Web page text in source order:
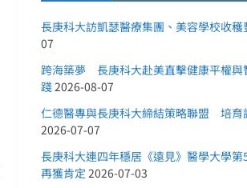
長庚科大訪凱瑟醫療集團、美容學校收穫
07
跨海築夢 長庚科大赴美直擊健康平權與
踐2026-08-07
仁德醫專與長庚科大締結策略聯盟 培育
2026-07-07
長庚科大連四年穩居《遠見》醫學大學第
再獲肯定 2026-07-03